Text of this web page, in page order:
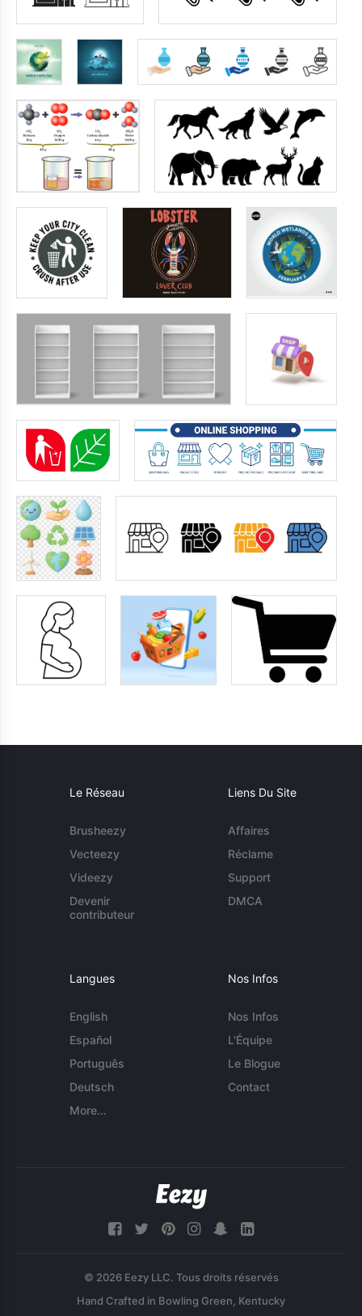
Le Réseau
Brusheezy
Vecteezy
Videezy
Devenir
contributeur
Liens Du Site
Affaires
Réclame
Support
DMCA
Langues
English
Español
Português
Deutsch
More...
Nos Infos
Nos Infos
L'Équipe
Le Blogue
Contact
© 2026 Eezy LLC. Tous droits réservés